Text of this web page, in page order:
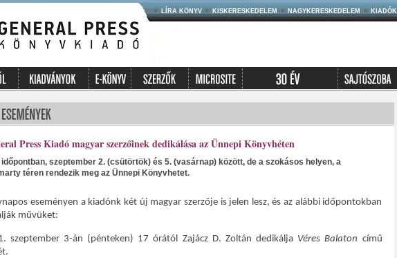
LÍRA KÖNYV KISKERESKEDELEM NAGYKERESKEDELEM KIADÓK
Press Kiadó magyar szerzőinek dedikálása az Ünnepi Könyvhéten
időpontban, szeptember 2. (csütörtök) és 5. (vasárnap) között, de a szokásos helyen, a
téren rendezik meg az Ünnepi Könyvhetet.
eseményen a kiadónk két új magyar szerzője is jelen lesz, és az alábbi időpontokban
művüket:
szeptember 3-án (pénteken) 17 órától Zajácz D. Zoltán dedikálja Véres Balaton című